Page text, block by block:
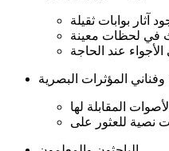
المؤثرات البصرية